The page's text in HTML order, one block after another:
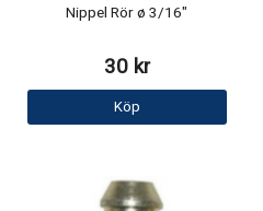
Nippel Rör ø 3/16"
30 kr
Köp